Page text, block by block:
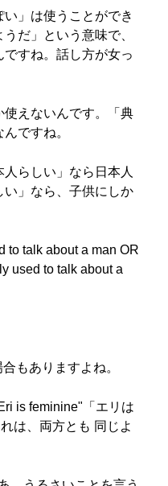
」は使うことができ
だ」という意味で、
すね。話し方が女っ
使えないんです。「典
ですね。
人らしい」なら日本人
い」なら、子供にしか
to talk about a man OR
used to talk about a
もありますよね。
is feminine"「エリは
は、両方とも 同じよ